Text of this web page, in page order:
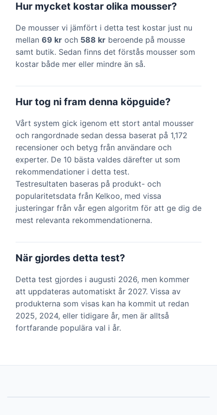
Hur mycket kostar olika mousser?
De mousser vi jämfört i detta test kostar just nu
mellan 69 kr och 588 kr beroende på mousse
samt butik. Sedan finns det förstås mousser som
kostar både mer eller mindre än så.
Hur tog ni fram denna köpguide?
Vårt system gick igenom ett stort antal mousser
och rangordnade sedan dessa baserat på 1,172
recensioner och betyg från användare och
experter. De 10 bästa valdes därefter ut som
rekommendationer i detta test.
Testresultaten baseras på produkt- och
popularitetsdata från Kelkoo, med vissa
justeringar från vår egen algoritm för att ge dig de
mest relevanta rekommendationerna.
När gjordes detta test?
Detta test gjordes i augusti 2026, men kommer
att uppdateras automatiskt år 2027. Vissa av
produkterna som visas kan ha kommit ut redan
2025, 2024, eller tidigare år, men är alltså
fortfarande populära val i år.